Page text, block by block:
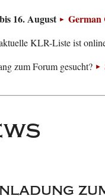
16. August German
KLR-Liste ist
zum Forum gesucht?